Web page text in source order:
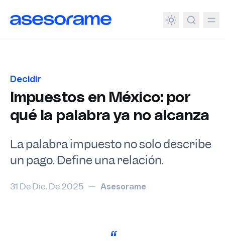
Decidir
Impuestos en México: por
qué la palabra ya no alcanza
La palabra impuesto no solo describe
un pago. Define una relación.
31 De Dic. De 2025 — Asesorame
Impuestos en México: por qué la palabra ya no